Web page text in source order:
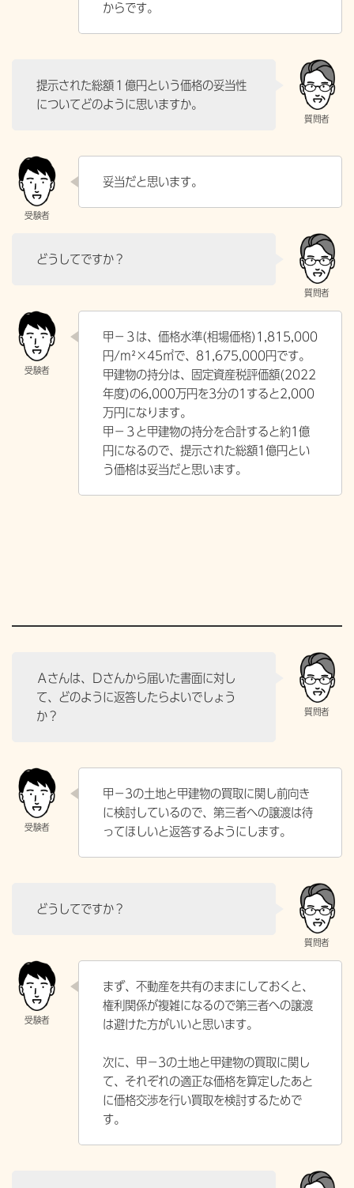
からです。
提示された総額１億円という価格の妥当性
についてどのように思いますか。
妥当だと思います。
どうしてですか？
甲－３は、価格水準(相場価格)1,815,000
円/m²×45㎡で、81,675,000円です。
甲建物の持分は、固定資産税評価額(2022
年度)の6,000万円を3分の1すると2,000
万円になります。
甲－３と甲建物の持分を合計すると約1億
円になるので、提示された総額1億円とい
う価格は妥当だと思います。
Ａさんは、Ｄさんから届いた書面に対し
て、どのように返答したらよいでしょう
か？
甲－3の土地と甲建物の買取に関し前向き
に検討しているので、第三者への譲渡は待
ってほしいと返答するようにします。
どうしてですか？
まず、不動産を共有のままにしておくと、
権利関係が複雑になるので第三者への譲渡
は避けた方がいいと思います。
次に、甲－3の土地と甲建物の買取に関し
て、それぞれの適正な価格を算定したあと
に価格交渉を行い買取を検討するためで
す。